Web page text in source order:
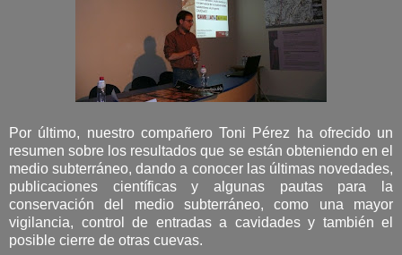
Por último, nuestro compañero Toni Pérez ha ofrecido un
resumen sobre los resultados que se están obteniendo en el
medio subterráneo, dando a conocer las últimas novedades,
publicaciones científicas y algunas pautas para la
conservación del medio subterráneo, como una mayor
vigilancia, control de entradas a cavidades y también el
posible cierre de otras cuevas.